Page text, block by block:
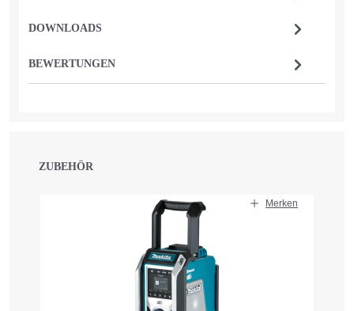
DOWNLOADS
BEWERTUNGEN
Produktgalerie überspringen
ZUBEHÖR
Merken